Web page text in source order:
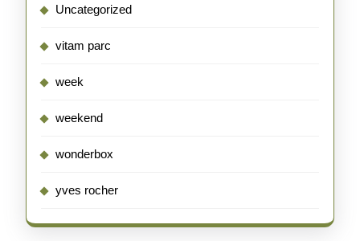
Uncategorized
vitam parc
week
weekend
wonderbox
yves rocher